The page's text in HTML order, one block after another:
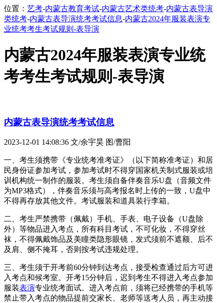
位置： 艺考-内蒙古教育考试-内蒙古艺术类统考-内蒙古表导演
类统考-内蒙古表导演统考考试信息-内蒙古2024年服装表演专
业统考考生考试规则-表导演
内蒙古2024年服装表演专业统
考考生考试规则-表导演
内蒙古表导演统考考试信息
2023-12-01 14:08:36 文/余宇昊 图/曹阳
一、考生须携带《专业统考准考证》（以下简称准考证）和居
民身份证参加考试，参加考试时不得穿国家机关制式服装或培
训机构统一制作的服装。考生须自备伴奏音乐U盘（音频文件
为MP3格式），伴奏音乐须与高考报名时上传的一致，U盘中
不得再存放其他文件。考试服装和道具装行李箱。
二、考生严禁携带（佩戴）手机、手表、电子设备（U盘除
外）等物品进入考点，所有科目考试，不可化妆，不得穿丝
袜，不得佩戴饰品及美瞳类隐形眼镜，发式须前不遮额、后不
及肩、侧不掩耳，否则按考试违规处理。
三、考生须于开考前60分钟到达考点，接受检查通过后方可进
入考点和候考室。开考15分钟后，迟到考生不得进入考点参加
服装表演专业统考面试。进入考点前，须将已经携带的手机等
禁止带入考点的物品提前交家长、老师等送考人员，再主动接